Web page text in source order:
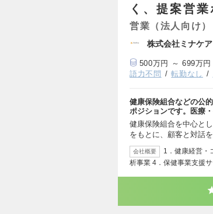
く、提案営
営業（法人向け）
株式会社ミナケア
500万円 ～ 699万円
語力不問
転勤なし
健康保険組合などの公
ポジションです。医療
健康保険組合を中心と
をもとに、顧客と対話
会社概要
1．健康経営・
析事業 4．保健事業支援